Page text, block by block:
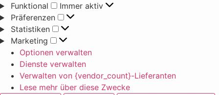
Funktional
Immer aktiv
Präferenzen
Statistiken
Marketing
Optionen verwalten
Dienste verwalten
Verwalten von {vendor_count}-Lieferanten
Lese mehr über diese Zwecke